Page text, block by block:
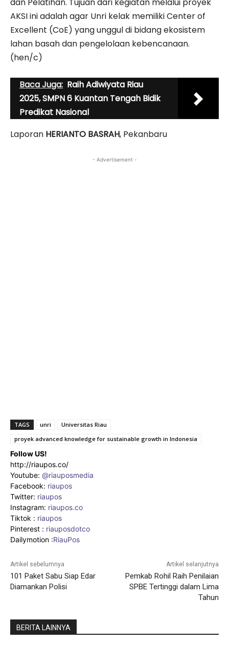
dan Pelatihan. Tujuan dari kegiatan melalui proyek
AKSI ini adalah agar Unri kelak memiliki Center of
Excellent (CoE) yang unggul di bidang ekosistem
lahan basah dan pengelolaan kebencanaan.
(hen/c)
Baca Juga: Raih Adiwiyata Riau
2025, SMPN 6 Kuantan Tengah Bidik
Predikat Nasional
Laporan HERIANTO BASRAH, Pekanbaru
- Advertisement -
TAGS unri
Universitas Riau
proyek advanced knowledge for sustainable growth in Indonesia
Follow US!
http://riaupos.co/
Youtube: @riauposmedia
Facebook: riaupos
Twitter: riaupos
Instagram: riaupos.co
Tiktok : riaupos
Pinterest : riauposdotco
Dailymotion :RiauPos
Artikel sebelumnya
101 Paket Sabu Siap Edar
Diamankan Polisi
Artikel selanjutnya
Pemkab Rohil Raih Penilaian
SPBE Tertinggi dalam Lima
Tahun
BERITA LAINNYA